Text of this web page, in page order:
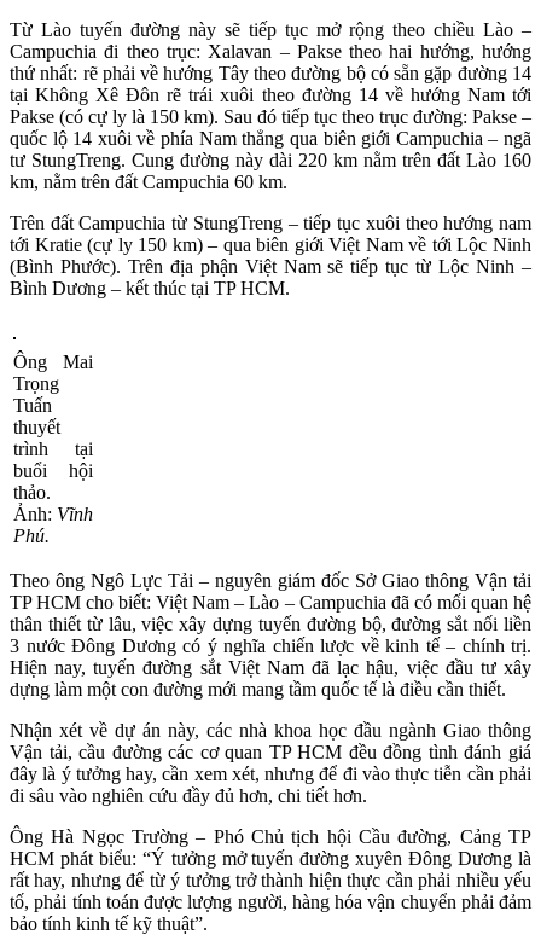
Từ Lào tuyến đường này sẽ tiếp tục mở rộng theo chiều Lào –
Campuchia đi theo trục: Xalavan – Pakse theo hai hướng, hướng
thứ nhất: rẽ phải về hướng Tây theo đường bộ có sẵn gặp đường 14
tại Không Xê Đôn rẽ trái xuôi theo đường 14 về hướng Nam tới
Pakse (có cự ly là 150 km). Sau đó tiếp tục theo trục đường: Pakse –
quốc lộ 14 xuôi về phía Nam thẳng qua biên giới Campuchia – ngã
tư StungTreng. Cung đường này dài 220 km nằm trên đất Lào 160
km, nằm trên đất Campuchia 60 km.
Trên đất Campuchia từ StungTreng – tiếp tục xuôi theo hướng nam
tới Kratie (cự ly 150 km) – qua biên giới Việt Nam về tới Lộc Ninh
(Bình Phước). Trên địa phận Việt Nam sẽ tiếp tục từ Lộc Ninh –
Bình Dương – kết thúc tại TP HCM.
Ông Mai
Trọng
Tuấn
thuyết
trình tại
buổi hội
thảo.
Ảnh: Vĩnh
Phú.
Theo ông Ngô Lực Tải – nguyên giám đốc Sở Giao thông Vận tải
TP HCM cho biết: Việt Nam – Lào – Campuchia đã có mối quan hệ
thân thiết từ lâu, việc xây dựng tuyến đường bộ, đường sắt nối liền
3 nước Đông Dương có ý nghĩa chiến lược về kinh tế – chính trị.
Hiện nay, tuyến đường sắt Việt Nam đã lạc hậu, việc đầu tư xây
dựng làm một con đường mới mang tầm quốc tế là điều cần thiết.
Nhận xét về dự án này, các nhà khoa học đầu ngành Giao thông
Vận tải, cầu đường các cơ quan TP HCM đều đồng tình đánh giá
đây là ý tưởng hay, cần xem xét, nhưng để đi vào thực tiễn cần phải
đi sâu vào nghiên cứu đầy đủ hơn, chi tiết hơn.
Ông Hà Ngọc Trường – Phó Chủ tịch hội Cầu đường, Cảng TP
HCM phát biểu: “Ý tưởng mở tuyến đường xuyên Đông Dương là
rất hay, nhưng để từ ý tưởng trở thành hiện thực cần phải nhiều yếu
tố, phải tính toán được lượng người, hàng hóa vận chuyển phải đảm
bảo tính kinh tế kỹ thuật”.